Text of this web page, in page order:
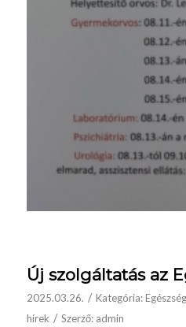
Új szolgáltatás az
2025.03.26. / Kategória:
hírek / Szerző: admin